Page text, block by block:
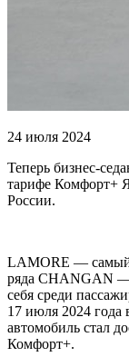
24 июля 2024
Теперь бизнес-
тарифе Комфорт+
России.
LAMORE — самый
ряда CHANGAN —
себя среди
17 июля 2024 года
автомобиль стал
Комфорт+.